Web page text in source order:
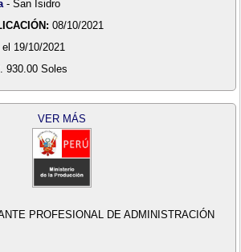
- San Isidro
08/10/2021
19/10/2021
930.00 Soles
VER MÁS
PROFESIONAL DE ADMINISTRACIÓN